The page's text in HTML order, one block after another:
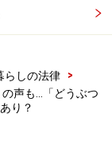
らしの法律
>
声も…「どうぶつ
り？